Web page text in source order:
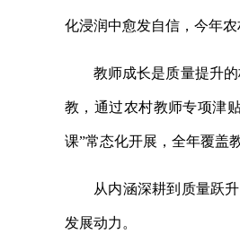
化浸润中愈发自信，今年农
教师成长是质量提升
教，通过农村教师专项津
课”常态化开展，全年覆盖
从内涵深耕到质量跃
发展动力。